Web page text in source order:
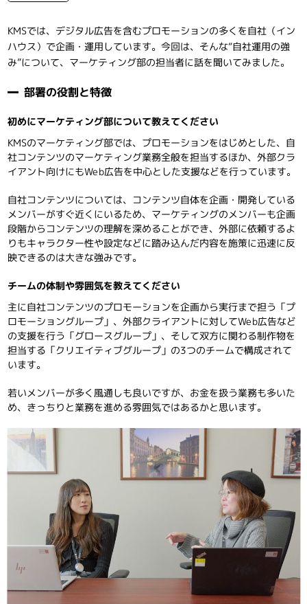
KMSでは、デジタル広告を含むプロモーションの多くを自社（イン
ハウス）で企画・運用しています。今回は、そんな“自社運用の強
み”について、マーケティング部の担当者に話を聞いてみました。
部署の役割と特徴
初めにマーケティング部について教えてください
KMSのマーケティング部では、プロモーションをはじめとした、自
社コンテンツのマーケティング業務全般を担当するほか、外部クラ
イアント向けにもWeb広告を中心とした支援などを行っています。
自社コンテンツについては、コンテンツ自体を企画・開発している
メンバーがすぐ近くにいるため、マーケティングのメンバーも企画
段階からコンテンツの理解を深めることができ、外部に依頼するよ
りもキャラクター性や設定などに踏み込んだ内容を施策に迅速に反
映できるのは大きな強みです。
チームの体制や雰囲気を教えてください
主に自社コンテンツのプロモーションを企画から実行まで担う「プ
ロモーショングループ」、外部クライアントに対してWeb広告など
の支援を行う「グロースグループ」、そして双方に関わる制作物を
担当する「クリエイティブグループ」の3つのチームで構成されて
います。
若いメンバーが多く風通しも良いですが、お金を扱う業務も多いた
め、きっちりと業務を進める雰囲気ではあるかと思います。